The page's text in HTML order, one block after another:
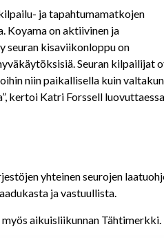
ja tapahtumamatkojen
Koyama on aktiivinen ja
seuran kisaviikonloppu on
Seuran kilpailijat
niin paikallisella kuin
kertoi Katri Forssell
yhteinen seurojen
ja vastuullista.
aikuisliikunnan Tähtimerkki.